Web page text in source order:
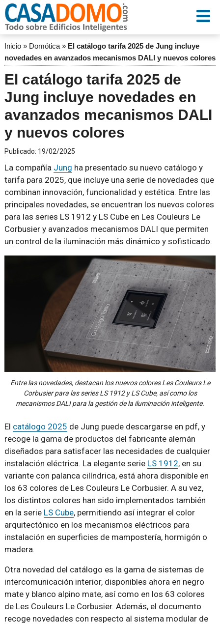
Inicio» Domótica» El catálogo tarifa 2025 de Jung incluye
novedades en avanzados mecanismos DALI y nuevos colores
El catálogo tarifa 2025 de
Jung incluye novedades en
avanzados mecanismos DALI
y nuevos colores
Publicado: 19/02/2025
La compañía Jung ha presentado su nuevo catálogo y
tarifa para 2025, que incluye una serie de novedades que
combinan innovación, funcionalidad y estética. Entre las
principales novedades, se encuentran los nuevos colores
para las series LS 1912 y LS Cube en Les Couleurs Le
Corbusier y avanzados mecanismos DALI que permiten
un control de la iluminación más dinámico y sofisticado.
Entre las novedades, destacan los nuevos colores Les Couleurs Le
Corbusier para las series LS 1912 y LS Cube, así como los
mecanismos DALI para la gestión de la iluminación inteligente.
El catálogo 2025 de Jung puede descargarse en pdf, y
recoge la gama de productos del fabricante alemán
diseñados para satisfacer las necesidades de cualquier
instalación eléctrica. La elegante serie LS 1912, en su
variante con palanca cilíndrica, está ahora disponible en
los 63 colores de Les Couleurs Le Corbusier. A su vez,
los distintos colores han sido implementados también
en la serie LS Cube, permitiendo así integrar el color
arquitectónico en los mecanismos eléctricos para
instalación en superficies de mampostería, hormigón o
madera.
Otra novedad del catálogo es la gama de sistemas de
intercomunicación interior, disponibles ahora en negro
mate y blanco alpino mate, así como en los 63 colores
de Les Couleurs Le Corbusier. Además, el documento
recoge novedades con respecto al sistema modular de